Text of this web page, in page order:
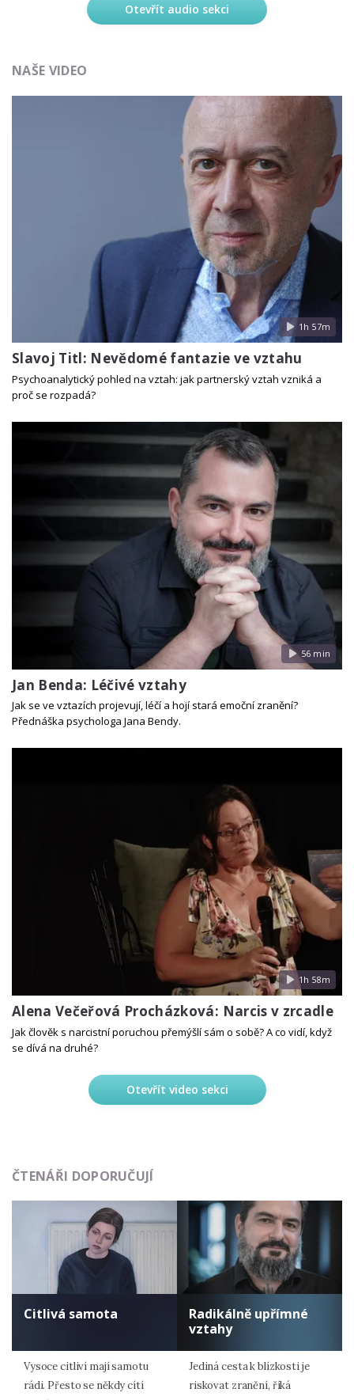
Otevřít audio sekci
NAŠE VIDEO
1h 57m
Slavoj Titl: Nevědomé fantazie ve vztahu
Psychoanalytický pohled na vztah: jak partnerský vztah vzniká a
proč se rozpadá?
56 min
Jan Benda: Léčivé vztahy
Jak se ve vztazích projevují, léčí a hojí stará emoční zranění?
Přednáška psychologa Jana Bendy.
1h 58m
Alena Večeřová Procházková: Narcis v zrcadle
Jak člověk s narcistní poruchou přemýšlí sám o sobě? A co vidí, když
se dívá na druhé?
Otevřít video sekci
ČTENÁŘI DOPORUČUJÍ
Citlivá samota
Vysoce citliví mají samotu
rádi. Přesto se někdy cítí
Radikálně upřímné
vztahy
Jediná cesta k blízkosti je
riskovat zranění, říká